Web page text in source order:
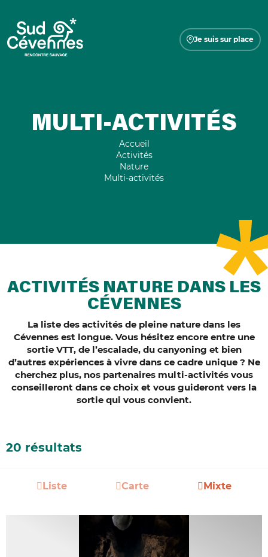
Je suis sur place
MULTI-ACTIVITÉS
Accueil
Activités
Nature
Multi-activités
ACTIVITÉS NATURE DANS LES
CÉVENNES
La liste des activités de pleine nature dans les
Cévennes est longue. Vous hésitez encore entre une
sortie VTT, de l’escalade, du canyoning et bien
d’autres expériences à vivre dans ce cadre unique ? Ne
cherchez plus, nos partenaires multi-activités vous
conseilleront dans ce choix et vous guideront vers la
sortie qui vous convient.
20 résultats
Liste Carte Mixte